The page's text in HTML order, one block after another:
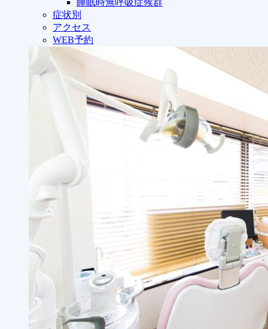
睡眠時無呼吸症候群
症状別
アクセス
WEB予約